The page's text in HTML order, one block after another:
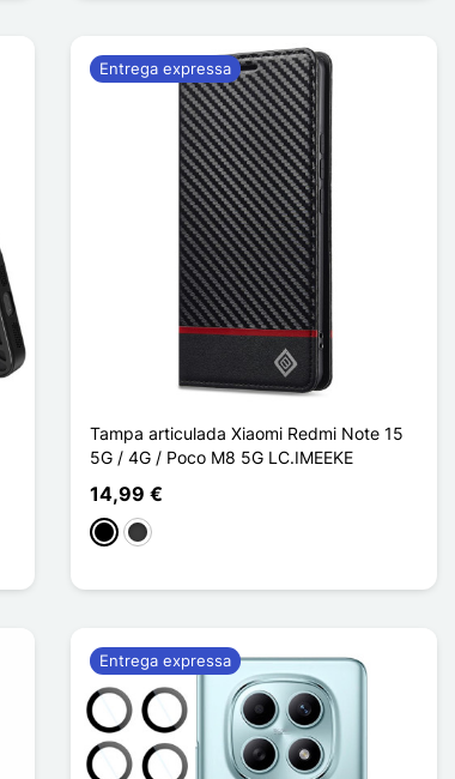
Tampa articulada Xiaomi Redmi Note 15
5G / 4G / Poco M8 5G LC.IMEEKE
14,99 €
PretoCinzento escuro
Entrega expressa
Entrega expressa